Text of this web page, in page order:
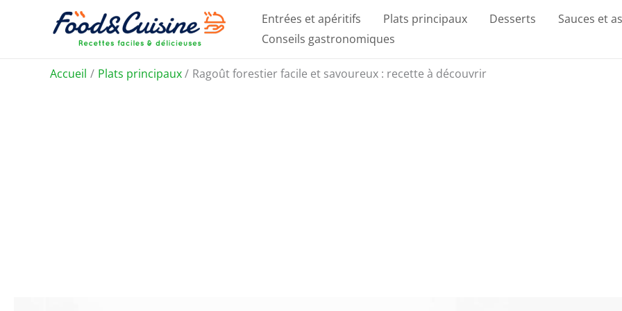
Entrées et apéritifs Plats principaux Desserts Sauces et
Conseils gastronomiques
Accueil Plats principaux Ragoût forestier facile et savoureux : recette à découvrir